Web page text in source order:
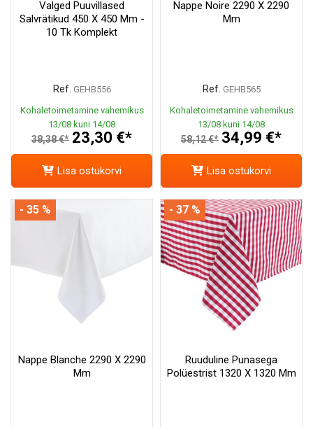
Valged Puuvillased
Salvrätikud 450 X 450 Mm -
10 Tk Komplekt
Ref. GEHB556
Kohaletoimetamine vahemikus
13/08 kuni 14/08
38,38 €* 23,30 €*
Lisa ostukorvi
Nappe Noire 2290 X 2290
Mm
Ref. GEHB565
Kohaletoimetamine vahemikus
13/08 kuni 14/08
58,12 €* 34,99 €*
Lisa ostukorvi
Nappe Blanche 2290 X 2290
Mm
- 35 %
Ruuduline Punasega
Polüestrist 1320 X 1320 Mm
- 37 %